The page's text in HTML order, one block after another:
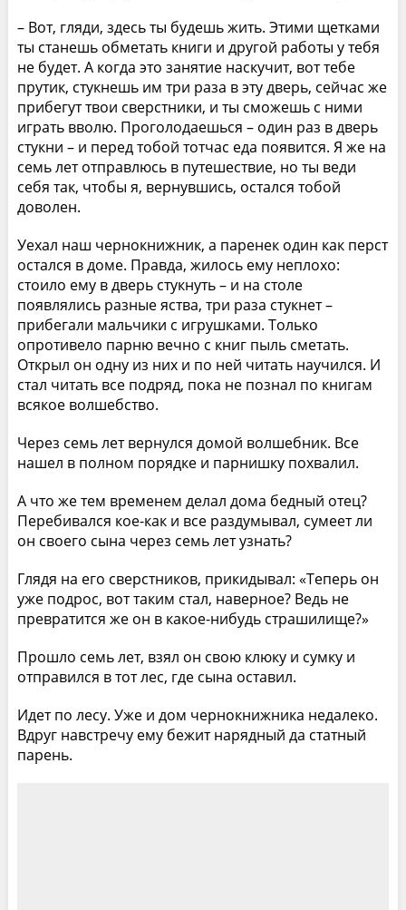
– Вот, гляди, здесь ты будешь жить. Этими щетками
ты станешь обметать книги и другой работы у тебя
не будет. А когда это занятие наскучит, вот тебе
прутик, стукнешь им три раза в эту дверь, сейчас же
прибегут твои сверстники, и ты сможешь с ними
играть вволю. Проголодаешься – один раз в дверь
стукни – и перед тобой тотчас еда появится. Я же на
семь лет отправлюсь в путешествие, но ты веди
себя так, чтобы я, вернувшись, остался тобой
доволен.
Уехал наш чернокнижник, а паренек один как перст
остался в доме. Правда, жилось ему неплохо:
стоило ему в дверь стукнуть – и на столе
появлялись разные яства, три раза стукнет –
прибегали мальчики с игрушками. Только
опротивело парню вечно с книг пыль сметать.
Открыл он одну из них и по ней читать научился. И
стал читать все подряд, пока не познал по книгам
всякое волшебство.
Через семь лет вернулся домой волшебник. Все
нашел в полном порядке и парнишку похвалил.
А что же тем временем делал дома бедный отец?
Перебивался кое-как и все раздумывал, сумеет ли
он своего сына через семь лет узнать?
Глядя на его сверстников, прикидывал: «Теперь он
уже подрос, вот таким стал, наверное? Ведь не
превратится же он в какое-нибудь страшилище?»
Прошло семь лет, взял он свою клюку и сумку и
отправился в тот лес, где сына оставил.
Идет по лесу. Уже и дом чернокнижника недалеко.
Вдруг навстречу ему бежит нарядный да статный
парень.